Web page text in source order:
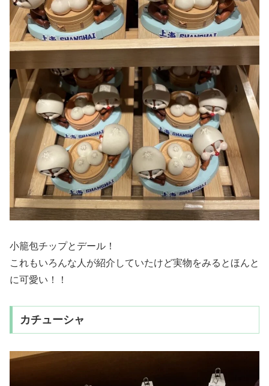
小籠包チップとデール！
これもいろんな人が紹介していたけど実物をみるとほんと
に可愛い！！
カチューシャ